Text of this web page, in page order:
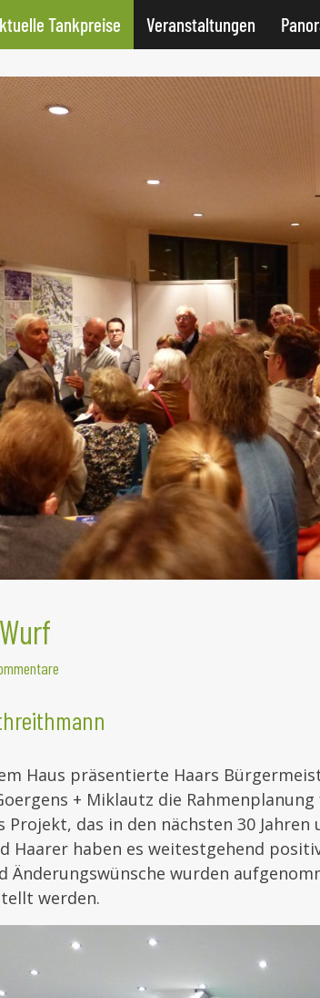
Tankpreise Veranstaltungen
Haus präsentierte Haars
+ Miklautz die
Projekt, das in den nächsten 30
Haarer haben es weitestgehend
Änderungswünsche wurden
werden.